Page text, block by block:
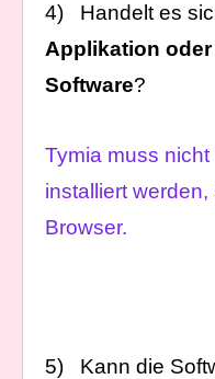
4) Handelt es
Applikation
Software?
Tymia muss
installiert
Browser.
5) Kann die